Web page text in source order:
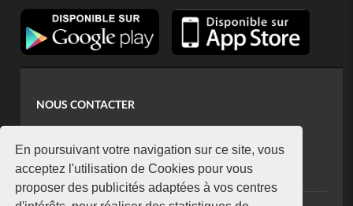
En poursuivant votre navigation sur ce site, vous
acceptez l'utilisation de Cookies pour vous
proposer des publicités adaptées à vos centres
NOUS CONTACTER
koaci@yahoo.fr
+225 07 08 85 52 93